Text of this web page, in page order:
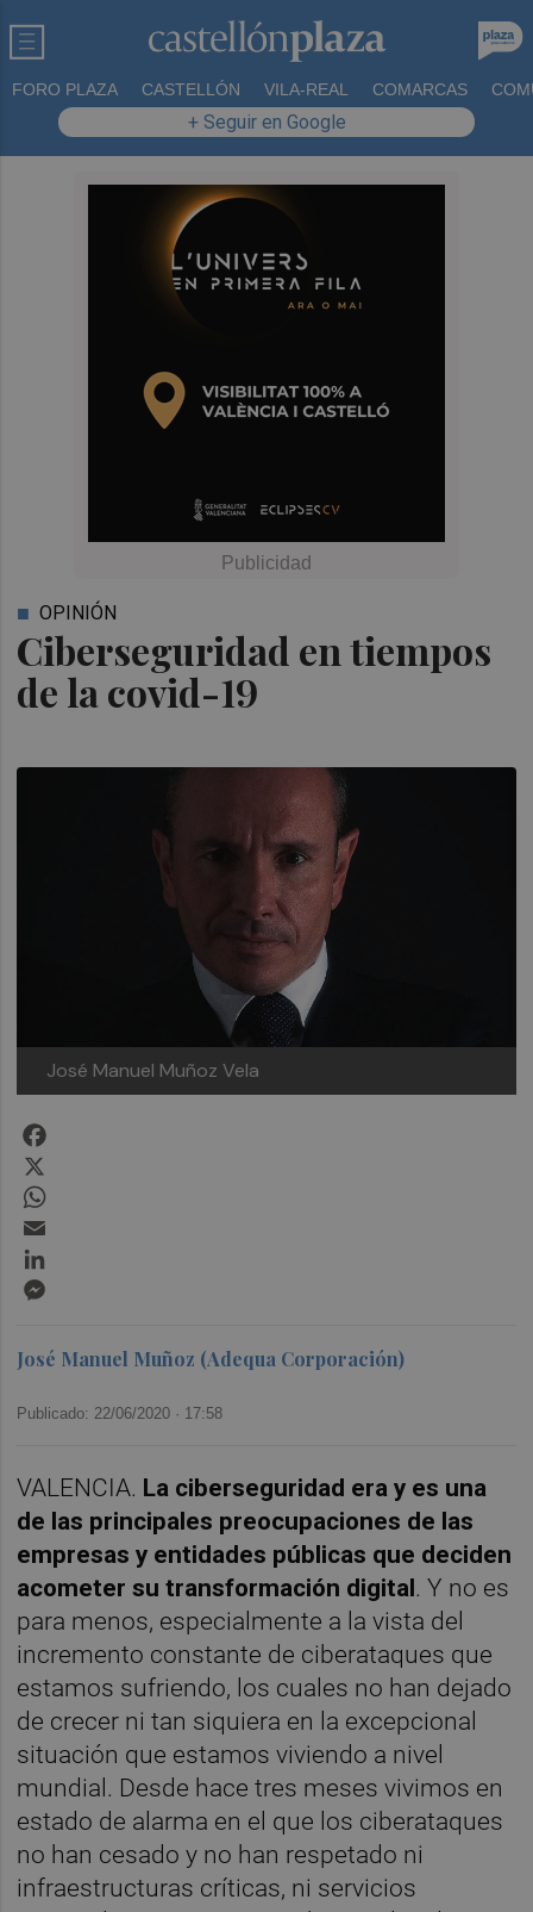
FORO PLAZA CASTELLÓN VILA-REAL COMARCAS
+ Seguir en Google
Ciberseguridad en tiempos
de la covid-19
OPINIÓN
José Manuel Muñoz Vela
José Manuel Muñoz (Adequa Corporación)
Publicado: 22/06/2020 · 17:58
VALENCIA. La ciberseguridad era y es una
de las principales preocupaciones de las
empresas y entidades públicas que deciden
acometer su transformación digital. Y no es
para menos, especialmente a la vista del
incremento constante de ciberataques que
estamos sufriendo, los cuales no han dejado
de crecer ni tan siquiera en la excepcional
situación que estamos viviendo a nivel
mundial. Desde hace tres meses vivimos en
estado de alarma en el que los ciberataques
no han cesado y no han respetado ni
infraestructuras críticas, ni servicios